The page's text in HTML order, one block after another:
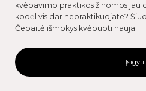
kvėpavimo praktikos žinomos jau
kodėl vis dar nepraktikuojate?
Čepaitė išmokys kvėpuoti naujai.
Įsigyti